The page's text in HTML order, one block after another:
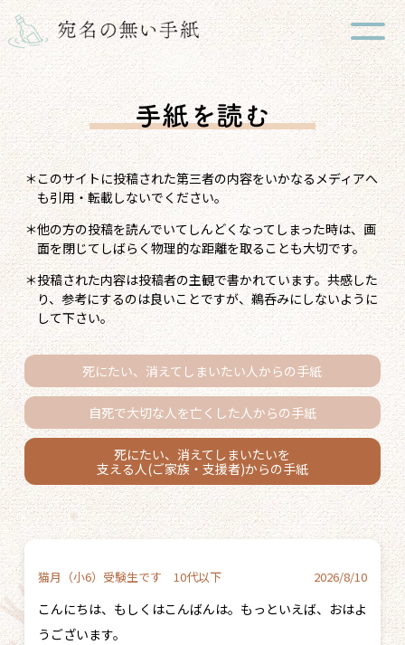
＊このサイトに投稿された第三者の内容をいかなるメディアへ
も引用・転載しないでください。
＊他の方の投稿を読んでいてしんどくなってしまった時は、画
面を閉じてしばらく物理的な距離を取ることも大切です。
＊投稿された内容は投稿者の主観で書かれています。共感した
り、参考にするのは良いことですが、鵜呑みにしないように
して下さい。
死にたい、消えてしまいたい人からの手紙
自死で大切な人を亡くした人からの手紙
死にたい、消えてしまいたいを
支える人(ご家族・支援者)からの手紙
猫月（小6）受験生です 10代以下 2026/8/10
こんにちは、もしくはこんばんは。もっといえば、おはよ
うございます。